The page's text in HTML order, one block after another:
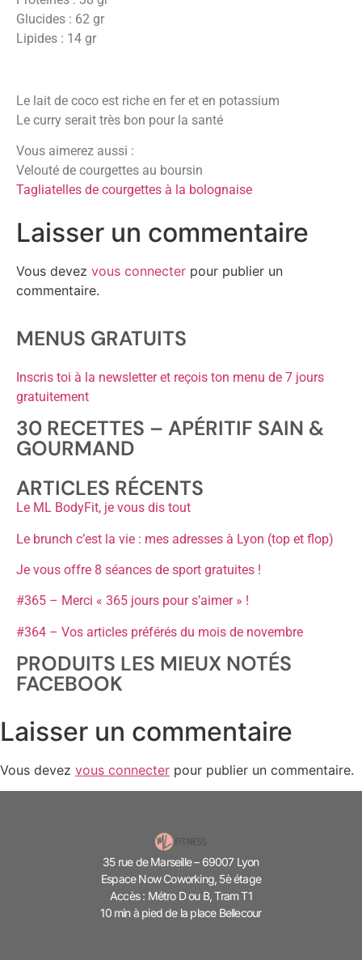
Glucides : 62 gr
Lipides : 14 gr
Le lait de coco est riche en fer et en potassium
Le curry serait très bon pour la santé
Vous aimerez aussi :
Velouté de courgettes au boursin
Tagliatelles de courgettes à la bolognaise
Laisser un commentaire
Vous devez vous connecter pour publier un
commentaire.
MENUS GRATUITS
Inscris toi à la newsletter et reçois ton menu de 7 jours
gratuitement
30 RECETTES – APÉRITIF SAIN &
GOURMAND
ARTICLES RÉCENTS
Le ML BodyFit, je vous dis tout
Le brunch c’est la vie : mes adresses à Lyon (top et flop)
Je vous offre 8 séances de sport gratuites !
#365 – Merci « 365 jours pour s’aimer » !
#364 – Vos articles préférés du mois de novembre
PRODUITS LES MIEUX NOTÉS
FACEBOOK
Laisser un commentaire
Vous devez vous connecter pour publier un commentaire.
35 rue de Marseille – 69007 Lyon
Espace Now Coworking, 5è étage
Accès : Métro D ou B, Tram T1
10 min à pied de la place Bellecour